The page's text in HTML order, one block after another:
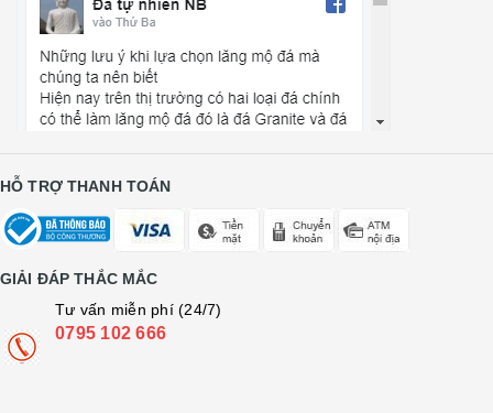
HỖ TRỢ THANH TOÁN
GIẢI ĐÁP THẮC MẮC
Tư vấn miễn phí (24/7)
0795 102 666